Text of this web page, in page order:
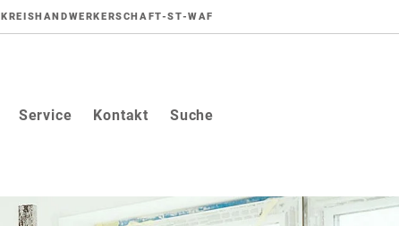
KREISHANDWERKERSCHAFT-ST-WAF
Service Kontakt Suche